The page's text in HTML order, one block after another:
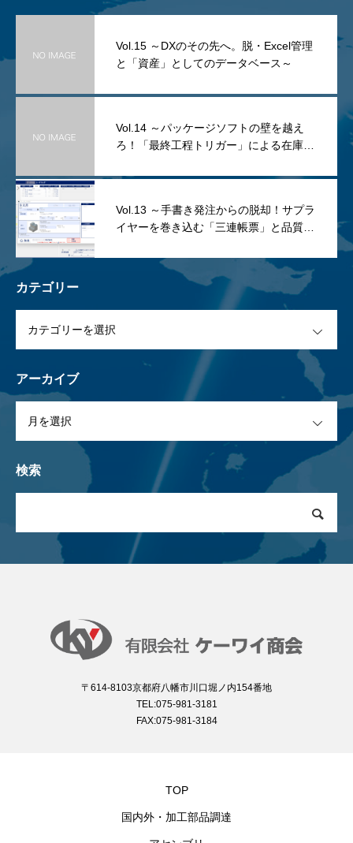
Vol.15 ～DXのその先へ。脱・Excel管理
と「資産」としてのデータベース～
Vol.14 ～パッケージソフトの壁を越え
ろ！「最終工程トリガー」による在庫管
ージ～
Vol.13 ～手書き発注からの脱却！サプラ
イヤーを巻き込む「三連帳票」と品質事
カテゴリー
アーカイブ
検索
〒614-8103京都府八幡市川口堀ノ内154番地
TEL:075-981-3181
FAX:075-981-3184
TOP
国内外・加工部品調達